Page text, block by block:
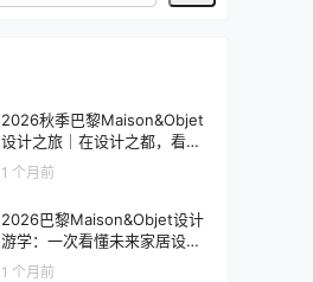
2026秋季巴黎Maison&Objet
设计之旅｜在设计之都，看见
未来生活的模样
1 个月前
2026巴黎Maison&Objet设计
游学：一次看懂未来家居设计
趋势
1 个月前